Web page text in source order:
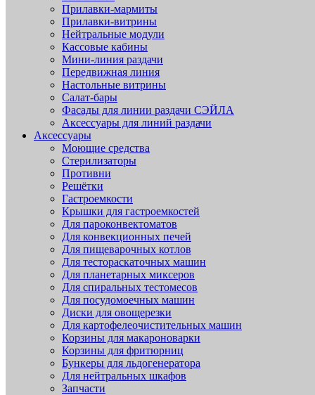
Прилавки-мармиты
Прилавки-витрины
Нейтральные модули
Кассовые кабины
Мини-линия раздачи
Передвижная линия
Настольные витрины
Салат-бары
Фасады для линии раздачи СЭЙЛА
Аксессуары для линий раздачи
Аксессуары
Моющие средства
Стерилизаторы
Противни
Решётки
Гастроемкости
Крышки для гастроемкостей
Для пароконвектоматов
Для конвекционных печей
Для пищеварочных котлов
Для тестораскаточных машин
Для планетарных миксеров
Для спиральных тестомесов
Для посудомоечных машин
Диски для овощерезки
Для картофелеочистительных машин
Корзины для макароноварки
Корзины для фритюрниц
Бункеры для льдогенератора
Для нейтральных шкафов
Запчасти